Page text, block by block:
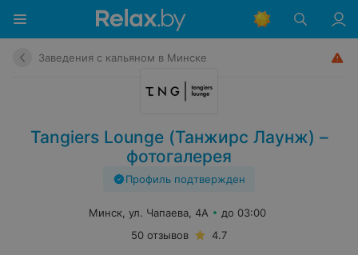
Заведения с кальяном в Минске
Tangiers Lounge (Танжирс Лаунж) –
фотогалерея
Профиль подтвержден
Минск, ул. Чапаева, 4А
до 03:00
50 отзывов
4.7